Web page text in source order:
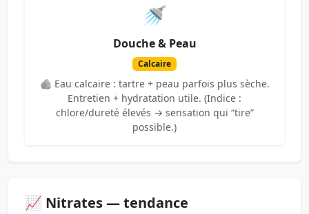
🚿
Douche & Peau
Calcaire
🪨 Eau calcaire : tartre + peau parfois plus sèche.
Entretien + hydratation utile. (Indice :
chlore/dureté élevés → sensation qui “tire”
possible.)
📈 Nitrates — tendance